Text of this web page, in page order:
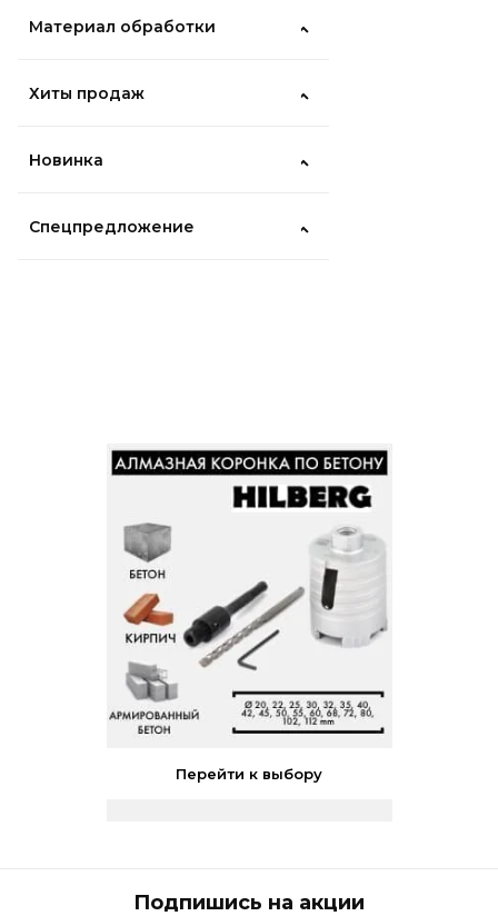
Материал обработки
Хиты продаж
Новинка
Спецпредложение
Перейти к выбору
Подпишись на акции